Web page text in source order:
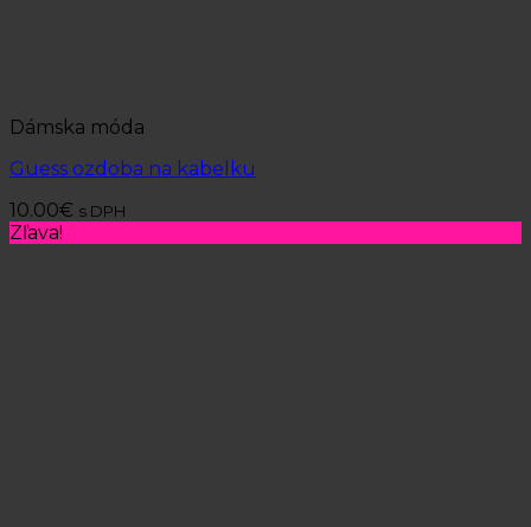
Dámska móda
Guess ozdoba na kabelku
10.00€ s DPH
Zľava!